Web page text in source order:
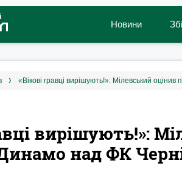
Новини
«Вікові гравці вирішують!»: Мілевський
вирішують!»:
над ФК